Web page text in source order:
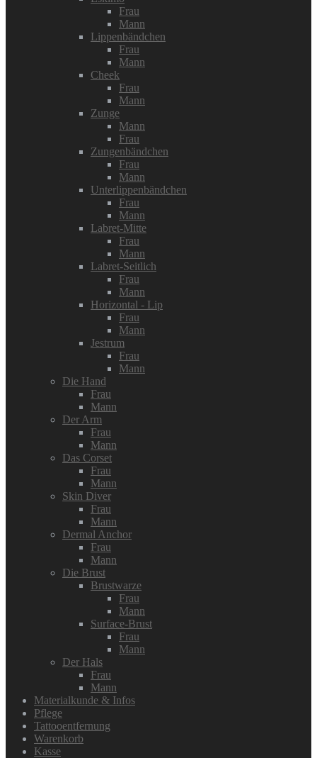
Frau
Mann
Lippenbändchen
Frau
Mann
Cheek
Frau
Mann
Zunge
Mann
Frau
Zungenbändchen
Frau
Mann
Unterlippenbändchen
Frau
Mann
Labret-Mitte
Frau
Mann
Labret-Seitlich
Frau
Mann
Horizontal - Lip
Frau
Mann
Jestrum
Frau
Mann
Die Hand
Frau
Mann
Der Arm
Frau
Mann
Das Corset
Frau
Mann
Skin Diver
Frau
Mann
Dermal Anchor
Frau
Mann
Die Brust
Brustwarze
Frau
Mann
Surface-Brust
Frau
Mann
Der Hals
Frau
Mann
Materialkunde & Infos
Pflege
Tattooentfernung
Warenkorb
Kasse